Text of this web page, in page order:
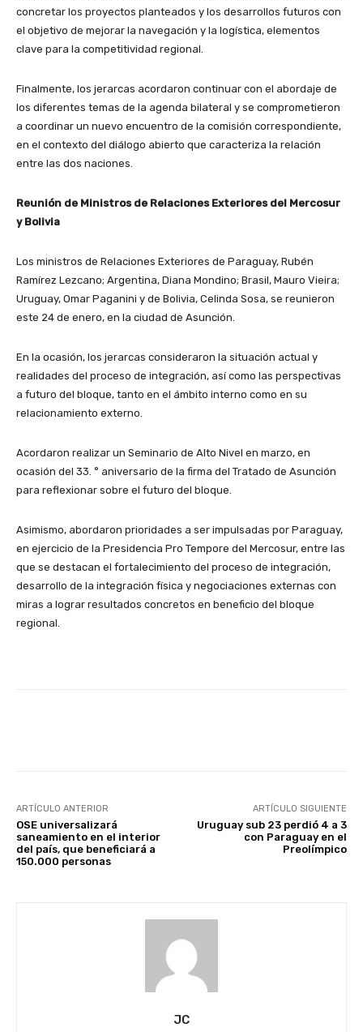
concretar los proyectos planteados y los desarrollos futuros con
el objetivo de mejorar la navegación y la logística, elementos
clave para la competitividad regional.
Finalmente, los jerarcas acordaron continuar con el abordaje de
los diferentes temas de la agenda bilateral y se comprometieron
a coordinar un nuevo encuentro de la comisión correspondiente,
en el contexto del diálogo abierto que caracteriza la relación
entre las dos naciones.
Reunión de Ministros de Relaciones Exteriores del Mercosur
y Bolivia
Los ministros de Relaciones Exteriores de Paraguay, Rubén
Ramírez Lezcano; Argentina, Diana Mondino; Brasil, Mauro Vieira;
Uruguay, Omar Paganini y de Bolivia, Celinda Sosa, se reunieron
este 24 de enero, en la ciudad de Asunción.
En la ocasión, los jerarcas consideraron la situación actual y
realidades del proceso de integración, así como las perspectivas
a futuro del bloque, tanto en el ámbito interno como en su
relacionamiento externo.
Acordaron realizar un Seminario de Alto Nivel en marzo, en
ocasión del 33. ° aniversario de la firma del Tratado de Asunción
para reflexionar sobre el futuro del bloque.
Asimismo, abordaron prioridades a ser impulsadas por Paraguay,
en ejercicio de la Presidencia Pro Tempore del Mercosur, entre las
que se destacan el fortalecimiento del proceso de integración,
desarrollo de la integración física y negociaciones externas con
miras a lograr resultados concretos en beneficio del bloque
regional.
ARTÍCULO ANTERIOR
OSE universalizará
saneamiento en el interior
del país, que beneficiará a
150.000 personas
ARTÍCULO SIGUIENTE
Uruguay sub 23 perdió 4 a 3
con Paraguay en el
Preolímpico
JC